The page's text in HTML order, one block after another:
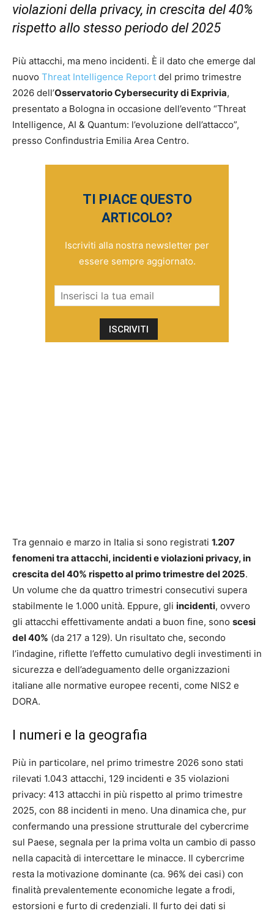
violazioni della privacy, in crescita del 40%
rispetto allo stesso periodo del 2025
Più attacchi, ma meno incidenti. È il dato che emerge dal
nuovo Threat Intelligence Report del primo trimestre
2026 dell’Osservatorio Cybersecurity di Exprivia,
presentato a Bologna in occasione dell’evento “Threat
Intelligence, AI & Quantum: l’evoluzione dell’attacco”,
presso Confindustria Emilia Area Centro.
TI PIACE QUESTO
ARTICOLO?
Iscriviti alla nostra newsletter per
essere sempre aggiornato.
Tra gennaio e marzo in Italia si sono registrati 1.207
fenomeni tra attacchi, incidenti e violazioni privacy, in
crescita del 40% rispetto al primo trimestre del 2025.
Un volume che da quattro trimestri consecutivi supera
stabilmente le 1.000 unità. Eppure, gli incidenti, ovvero
gli attacchi effettivamente andati a buon fine, sono scesi
del 40% (da 217 a 129). Un risultato che, secondo
l’indagine, riflette l’effetto cumulativo degli investimenti in
sicurezza e dell’adeguamento delle organizzazioni
italiane alle normative europee recenti, come NIS2 e
DORA.
I numeri e la geografia
Più in particolare, nel primo trimestre 2026 sono stati
rilevati 1.043 attacchi, 129 incidenti e 35 violazioni
privacy: 413 attacchi in più rispetto al primo trimestre
2025, con 88 incidenti in meno. Una dinamica che, pur
confermando una pressione strutturale del cybercrime
sul Paese, segnala per la prima volta un cambio di passo
nella capacità di intercettare le minacce. Il cybercrime
resta la motivazione dominante (ca. 96% dei casi) con
finalità prevalentemente economiche legate a frodi,
estorsioni e furto di credenziali. Il furto dei dati si